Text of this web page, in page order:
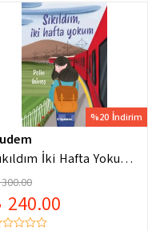
%20 İndirim
İki Hafta Yokum
Güneş
240.00